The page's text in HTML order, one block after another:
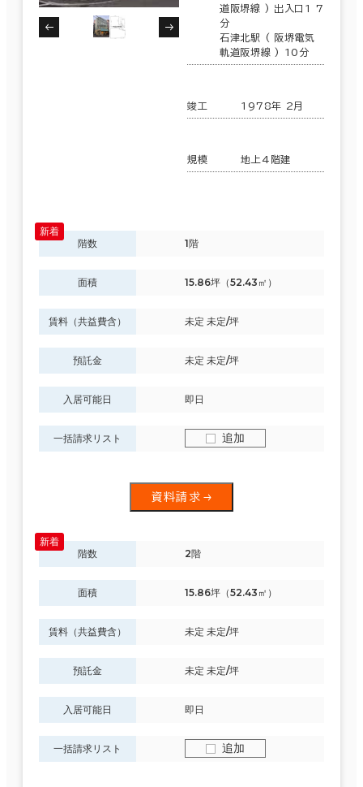
道阪堺線 ) 出入口1 7
分
石津北駅 ( 阪堺電気
軌道阪堺線 ) 10分
竣工 1978年 2月
規模 地上4階建
階数 1階
面積 15.86坪（52.43㎡）
賃料（共益費含） 未定 未定/坪
預託金 未定 未定/坪
入居可能日 即日
一括請求リスト 追加
資料請求
階数 2階
面積 15.86坪（52.43㎡）
賃料（共益費含） 未定 未定/坪
預託金 未定 未定/坪
入居可能日 即日
一括請求リスト 追加